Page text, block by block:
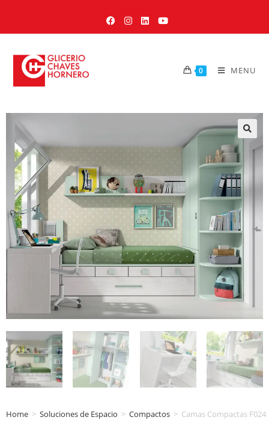
0 MENU
Home > Soluciones de Espacio > Compactos > Camas Compactas F024